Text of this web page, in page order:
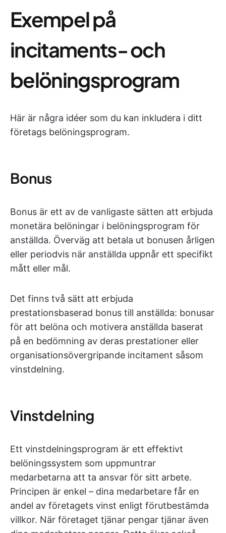
Exempel på
incitaments- och
belöningsprogram
Här är några idéer som du kan inkludera i ditt
företags belöningsprogram.
Bonus
Bonus är ett av de vanligaste sätten att erbjuda
monetära belöningar i belöningsprogram för
anställda. Överväg att betala ut bonusen årligen
eller periodvis när anställda uppnår ett specifikt
mått eller mål.
Det finns två sätt att erbjuda
prestationsbaserad bonus till anställda: bonusar
för att belöna och motivera anställda baserat
på en bedömning av deras prestationer eller
organisationsövergripande incitament såsom
vinstdelning.
Vinstdelning
Ett vinstdelningsprogram är ett effektivt
belöningssystem som uppmuntrar
medarbetarna att ta ansvar för sitt arbete.
Principen är enkel – dina medarbetare får en
andel av företagets vinst enligt förutbestämda
villkor. När företaget tjänar pengar tjänar även